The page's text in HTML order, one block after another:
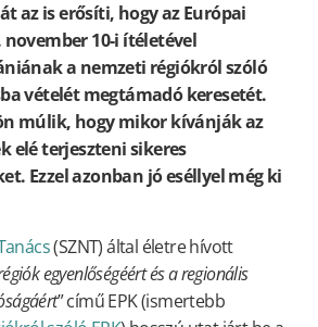
az is erősíti, hogy az Európai
november 10-i ítéletével
a nemzeti régiókról szóló
vételét megtámadó keresetét.
múlik, hogy mikor kívánják az
elé terjeszteni sikeres
Ezzel azonban jó eséllyel még ki
(SZNT) által életre hívott
egyenlőségéért és a regionális
” című EPK (ismertebb